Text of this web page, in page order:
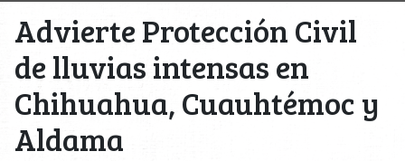
Advierte Protección Civil
de lluvias intensas en
Chihuahua, Cuauhtémoc y
Aldama